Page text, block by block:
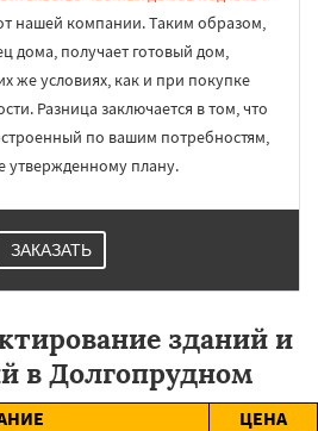
нашей компании. Таким образом,
дома, получает готовый дом,
же условиях, как и при покупке
Разница заключается в том, что
по вашим потребностям,
утвержденному плану.
ЗАКАЗАТЬ
зданий и
в Долгопрудном
ЦЕНА